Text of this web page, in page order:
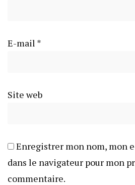
E-mail *
Site web
Enregistrer mon nom, mon
dans le navigateur pour mon
commentaire.